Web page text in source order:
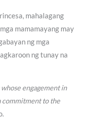
mahalagang
mamamayang may
ng mga
ng tunay na
engagement in
commitment to the